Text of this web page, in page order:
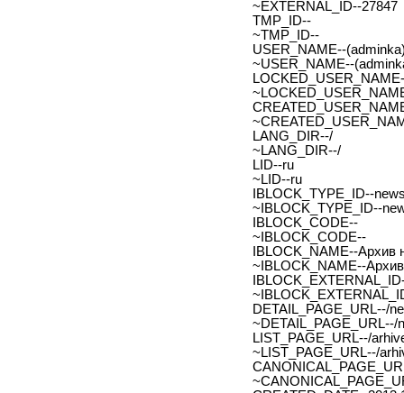
~EXTERNAL_ID--27847
TMP_ID--
~TMP_ID--
USER_NAME--
~USER_NAME--
LANG_DIR--/
~LANG_DIR--/
LID--ru
~LID--ru
IBLOCK_TYPE_ID--
~IBLOCK_TYPE_ID--
IBLOCK_CODE--
~IBLOCK_CODE--
IBLOCK_NAME--Архив
~IBLOCK_NAME--
DETAIL_PAGE_URL--/
~DETAIL_PAGE_URL--/
LIST_PAGE_URL--/
~LIST_PAGE_URL--/